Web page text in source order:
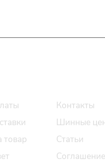
товар
Контакты
Шинные
Статьи
Соглашение